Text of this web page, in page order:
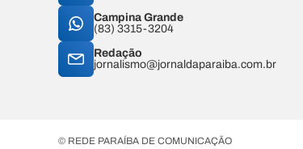
Campina Grande
(83) 3315-3204
Redação
jornalismo@jornaldaparaiba.com.br
© REDE PARAÍBA DE COMUNICAÇÃO